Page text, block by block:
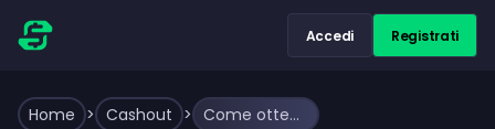
Accedi Registrati
Home > Cashout > Come ottenere gift card Nike gratis